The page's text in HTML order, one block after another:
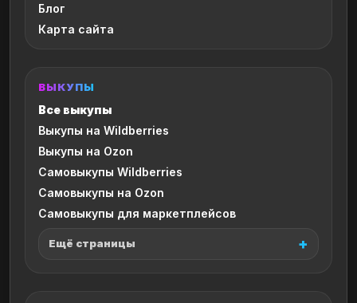
Блог
Карта сайта
ВЫКУПЫ
Все выкупы
Выкупы на Wildberries
Выкупы на Ozon
Самовыкупы Wildberries
Самовыкупы на Ozon
Самовыкупы для маркетплейсов
Ещё страницы